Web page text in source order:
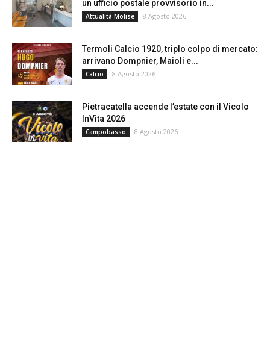
un ufficio postale provvisorio in...
Attualità Molise 8 Agosto 2026
Termoli Calcio 1920, triplo colpo di mercato:
arrivano Dompnier, Maioli e...
Calcio 8 Agosto 2026
Pietracatella accende l’estate con il Vicolo
InVita 2026
Campobasso 8 Agosto 2026